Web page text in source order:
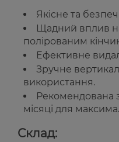
Якісне та
Щадний вплив
полірованим
Ефективне
Зручне
використання.
Рекомендована
місяці для
Склад: